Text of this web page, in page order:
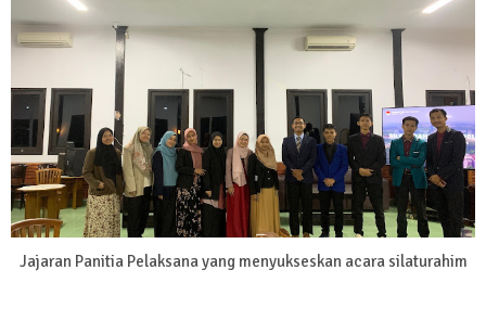
Jajaran Panitia Pelaksana yang menyukseskan acara silaturahim